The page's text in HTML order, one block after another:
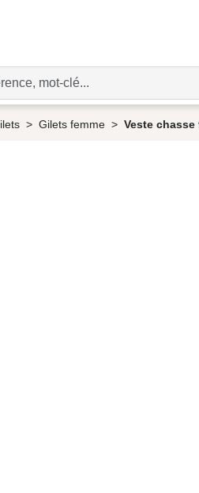
Gilets femme Veste